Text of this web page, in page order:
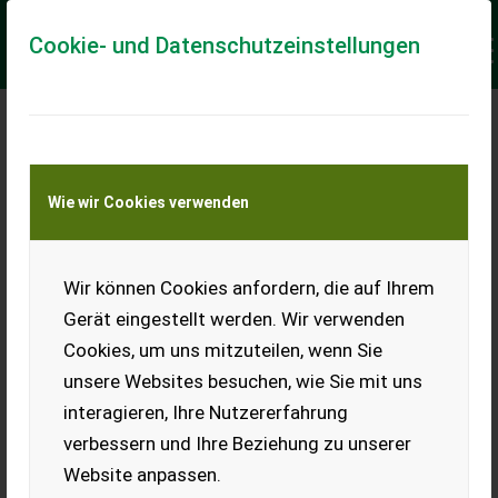
Cookie- und Datenschutzeinstellungen
Wie wir Cookies verwenden
Wir können Cookies anfordern, die auf Ihrem
Gerät eingestellt werden. Wir verwenden
Cookies, um uns mitzuteilen, wenn Sie
unsere Websites besuchen, wie Sie mit uns
interagieren, Ihre Nutzererfahrung
verbessern und Ihre Beziehung zu unserer
Website anpassen.
Meine Transportkostenanfrage
Transport von Land- und Baumaschinen –
KEINE Tiertransporte
Ladeort
Ort